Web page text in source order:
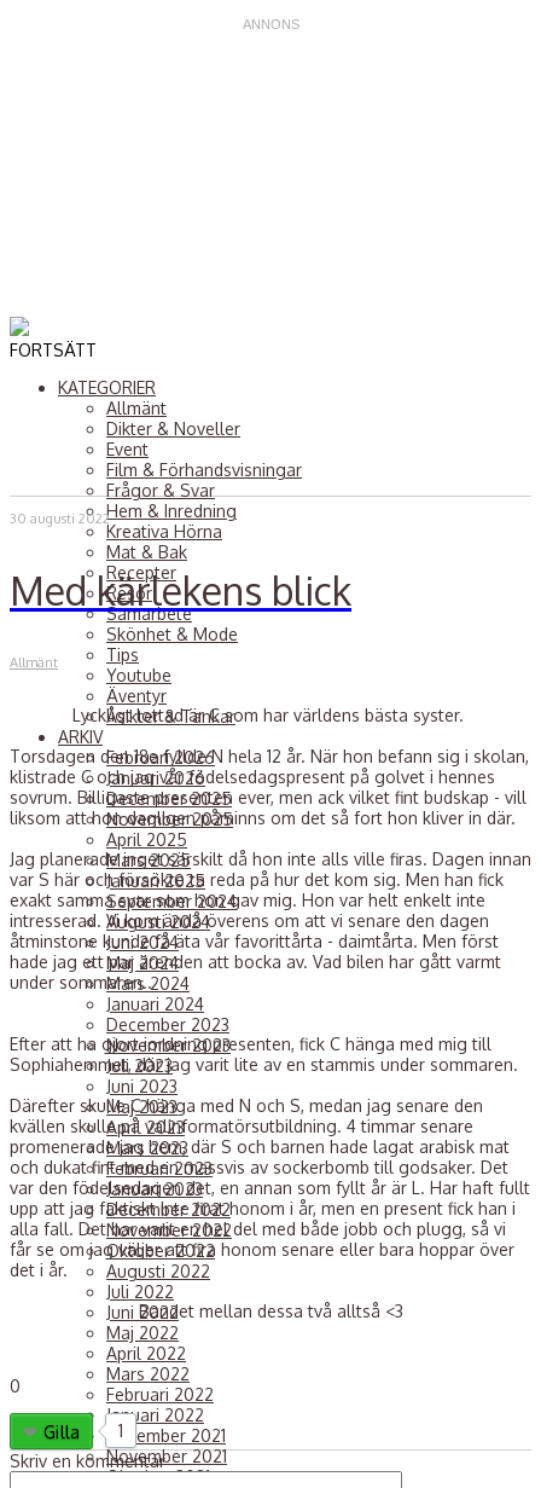
FORTSÄTT
KATEGORIER
Allmänt
Dikter & Noveller
Event
Film & Förhandsvisningar
Frågor & Svar
Hem & Inredning
Kreativa Hörna
Mat & Bak
Recepter
Resor
Samarbete
Skönhet & Mode
Tips
Youtube
Äventyr
Åsikter & Tankar
ARKIV
Februari 2026
Januari 2026
December 2025
November 2025
April 2025
Mars 2025
Januari 2025
September 2024
Augusti 2024
Juni 2024
Maj 2024
Mars 2024
Januari 2024
December 2023
November 2023
Juli 2023
Juni 2023
Maj 2023
April 2023
Mars 2023
Februari 2023
Januari 2023
December 2022
November 2022
Oktober 2022
Augusti 2022
Juli 2022
Juni 2022
Maj 2022
April 2022
Mars 2022
Februari 2022
Januari 2022
December 2021
November 2021
Oktober 2021
30 augusti 2022
Med kärlekens blick
Allmänt
Lyckligt lottad är C som har världens bästa syster.
Torsdagen den 18e fyllde N hela 12 år. När hon befann sig i skolan,
klistrade C och jag vår födelsedagspresent på golvet i hennes
sovrum. Billigaste presenten ever, men ack vilket fint budskap - vill
liksom att hon dagligen påminns om det så fort hon kliver in där.
Jag planerade inget särskilt då hon inte alls ville firas. Dagen innan
var S här och försökte ta reda på hur det kom sig. Men han fick
exakt samma svar som hon gav mig. Hon var helt enkelt inte
intresserad. Vi kom ändå överens om att vi senare den dagen
åtminstone kunde få äta vår favorittårta - daimtårta. Men först
hade jag ett par ärenden att bocka av. Vad bilen har gått varmt
under sommaren..
Efter att ha gjort iordning presenten, fick C hänga med mig till
Sophiahemmet, där jag varit lite av en stammis under sommaren.
Därefter skulle C hänga med N och S, medan jag senare den
kvällen skulle på valinformatörsutbildning. 4 timmar senare
promenerade jag hem, där S och barnen hade lagat arabisk mat
och dukat fint med en massvis av sockerbomb till godsaker. Det
var den födelsedagen det, en annan som fyllt år är L. Har haft fullt
upp att jag faktiskt inte firat honom i år, men en present fick han i
alla fall. Det har varit en hel del med både jobb och plugg, så vi
får se om jag väljer att fira honom senare eller bara hoppar över
det i år.
Bandet mellan dessa två alltså <3
0
1
Gilla
Skriv en kommentar